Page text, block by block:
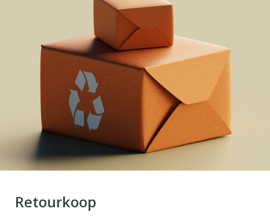
Retourkoop